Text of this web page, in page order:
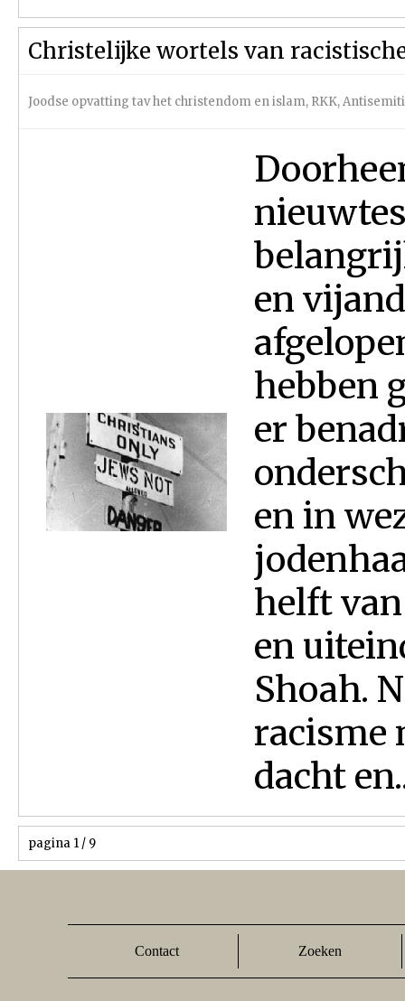
Christelijke wortels van
Joodse opvatting tav het christendom en islam, RKK,
en
hebben
er
en in
helft
en
Shoah.
racisme
dacht
pagina 1 / 9
Contact Zoeken